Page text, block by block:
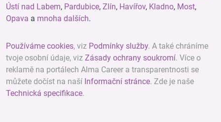
Ústí nad Labem, Pardubice, Zlín, Havířov, Kladno, Most,
Opava a mnoha dalších.
Používáme cookies, viz Podmínky služby. A také chráníme
tvoje osobní údaje, viz Zásady ochrany soukromí. Více o
reklamě na portálech Alma Career a transparentnosti se
můžete dočíst na naší Informační stránce. Zde je naše
Technická specifikace.